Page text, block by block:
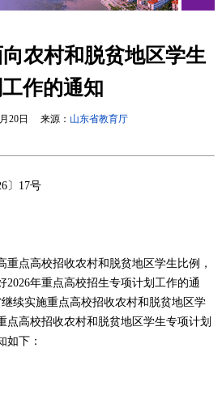
农村和脱贫地区学生
作的通知
20日 来源： 山东省教育厅
号
点高校招收农村和脱贫地区学生比例，
年重点高校招生专项计划工作的通
续实施重点高校招收农村和脱贫地区学
高校招收农村和脱贫地区学生专项计划
如下：